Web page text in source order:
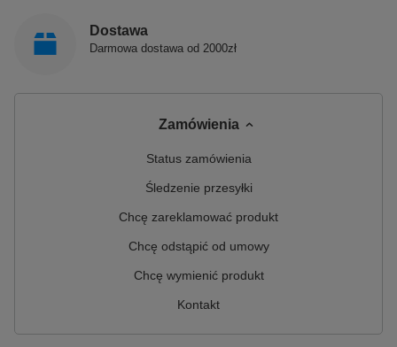
Dostawa
Darmowa dostawa od 2000zł
Zamówienia
Status zamówienia
Śledzenie przesyłki
Chcę zareklamować produkt
Chcę odstąpić od umowy
Chcę wymienić produkt
Kontakt